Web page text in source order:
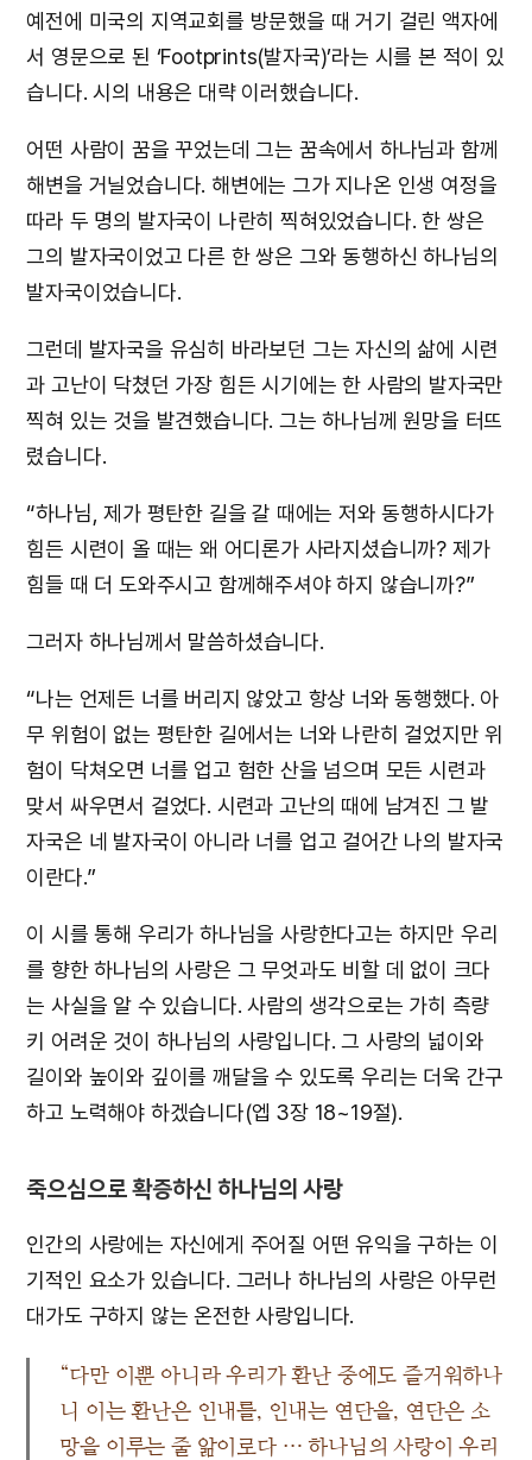
예전에 미국의 지역교회를 방문했을 때 거기 걸린 액자에
서 영문으로 된 ‘Footprints(발자국)’라는 시를 본 적이 있
습니다. 시의 내용은 대략 이러했습니다.
어떤 사람이 꿈을 꾸었는데 그는 꿈속에서 하나님과 함께
해변을 거닐었습니다. 해변에는 그가 지나온 인생 여정을
따라 두 명의 발자국이 나란히 찍혀있었습니다. 한 쌍은
그의 발자국이었고 다른 한 쌍은 그와 동행하신 하나님의
발자국이었습니다.
그런데 발자국을 유심히 바라보던 그는 자신의 삶에 시련
과 고난이 닥쳤던 가장 힘든 시기에는 한 사람의 발자국만
찍혀 있는 것을 발견했습니다. 그는 하나님께 원망을 터뜨
렸습니다.
“하나님, 제가 평탄한 길을 갈 때에는 저와 동행하시다가
힘든 시련이 올 때는 왜 어디론가 사라지셨습니까? 제가
힘들 때 더 도와주시고 함께해주셔야 하지 않습니까?”
그러자 하나님께서 말씀하셨습니다.
“나는 언제든 너를 버리지 않았고 항상 너와 동행했다. 아
무 위험이 없는 평탄한 길에서는 너와 나란히 걸었지만 위
험이 닥쳐오면 너를 업고 험한 산을 넘으며 모든 시련과
맞서 싸우면서 걸었다. 시련과 고난의 때에 남겨진 그 발
자국은 네 발자국이 아니라 너를 업고 걸어간 나의 발자국
이란다.”
이 시를 통해 우리가 하나님을 사랑한다고는 하지만 우리
를 향한 하나님의 사랑은 그 무엇과도 비할 데 없이 크다
는 사실을 알 수 있습니다. 사람의 생각으로는 가히 측량
키 어려운 것이 하나님의 사랑입니다. 그 사랑의 넓이와
길이와 높이와 깊이를 깨달을 수 있도록 우리는 더욱 간구
하고 노력해야 하겠습니다(엡 3장 18~19절).
죽으심으로 확증하신 하나님의 사랑
인간의 사랑에는 자신에게 주어질 어떤 유익을 구하는 이
기적인 요소가 있습니다. 그러나 하나님의 사랑은 아무런
대가도 구하지 않는 온전한 사랑입니다.
“다만 이뿐 아니라 우리가 환난 중에도 즐거워하나
니 이는 환난은 인내를, 인내는 연단을, 연단은 소
망을 이루는 줄 앎이로다 … 하나님의 사랑이 우리